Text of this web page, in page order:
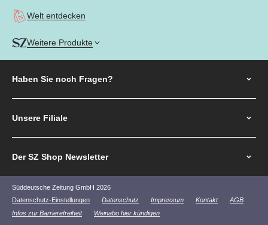
Welt entdecken
Weitere Produkte
Haben Sie noch Fragen?
Unsere Filiale
Der SZ Shop Newsletter
Süddeutsche Zeitung GmbH 2026
Datenschutz-Einstellungen
Datenschutz Impressum Kontakt
AGB
Infos zur Barrierefreiheit
Weinabo hier kündigen